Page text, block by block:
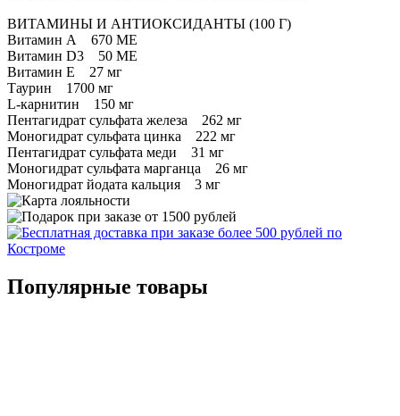
ВИТАМИНЫ И АНТИОКСИДАНТЫ (100 Г)
Витамин А 670 МЕ
Витамин D3 50 МЕ
Витамин Е 27 мг
Таурин 1700 мг
L-карнитин 150 мг
Пентагидрат сульфата железа 262 мг
Моногидрат сульфата цинка 222 мг
Пентагидрат сульфата меди 31 мг
Моногидрат сульфата марганца 26 мг
Моногидрат йодата кальция 3 мг
Популярные товары